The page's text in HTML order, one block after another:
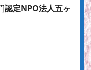
認定NPO法人五ヶ